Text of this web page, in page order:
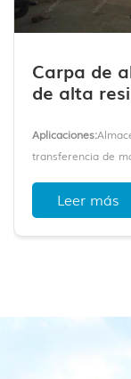
Carpa de
de alta
Aplicaciones:
transferencia de
galvanizados
Cubrir:Tejido de
Ancho del tramo:
tamaño, tipos de
Leer más